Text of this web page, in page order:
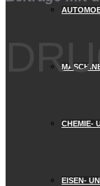
CHEMIE-
EISEN-